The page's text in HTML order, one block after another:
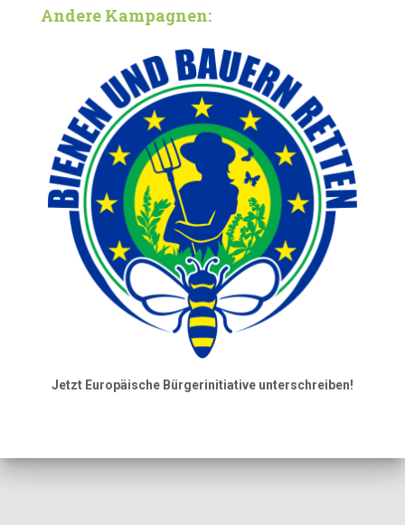
Andere Kampagnen:
Jetzt Europäische Bürgerinitiative unterschreiben!